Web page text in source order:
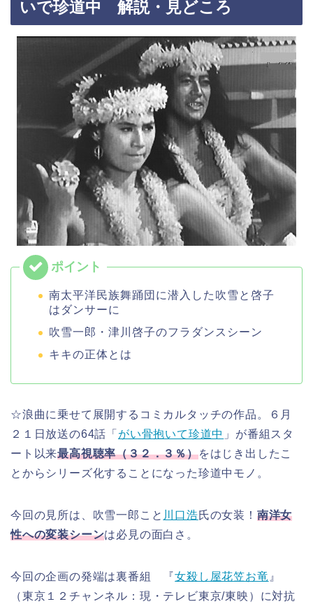
いで珍道中 解説・見どころ
南太平洋民族舞踊団に潜入した吹雪と啓子
はダンサーに
吹雪一郎・津川啓子のフラダンスシーン
キキの正体とは
☆浪曲に乗せて展開するコミカルタッチの作品。６月
２１日放送の64話「 がい骨抱いて珍道中 」が番組スタ
ート以来最高視聴率（３２．３％）をはじき出したこ
とからシリーズ化することになった珍道中モノ。
今回の見所は、吹雪一郎こと 川口浩氏の女装！ 南洋女
性への変装シーンは必見の面白さ。
今回の企画の発端は裏番組 『女殺し屋花笠お竜 』
（東京１２チャンネル：現・テレビ東京/東映）に対抗